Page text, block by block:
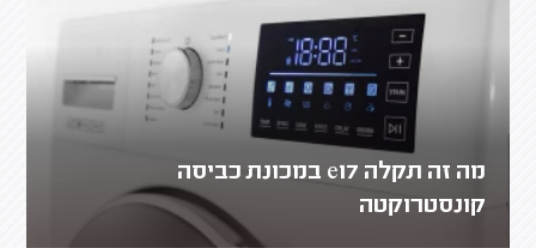
מה זה תקלה e17 במכונת כביסה
קונסטרוקטה